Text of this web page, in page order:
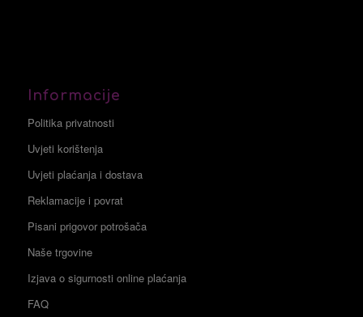
Informacije
Politika privatnosti
Uvjeti korištenja
Uvjeti plaćanja i dostava
Reklamacije i povrat
Pisani prigovor potrošača
Naše trgovine
Izjava o sigurnosti online plaćanja
FAQ